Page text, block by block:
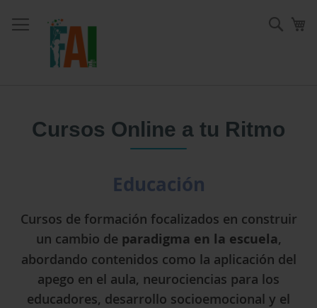
al
contenido
Cursos Online a tu Ritmo
Educación
Cursos de formación focalizados en construir
un cambio de paradigma en la escuela,
abordando contenidos como la aplicación del
apego en el aula, neurociencias para los
educadores, desarrollo socioemocional y el